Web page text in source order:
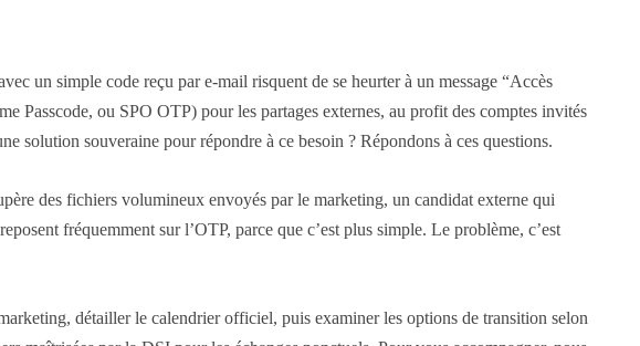
un simple code reçu par e-mail risquent de se heurter à un message “Accès
Passcode, ou SPO OTP) pour les partages externes, au profit des comptes invités
souveraine pour répondre à ce besoin ? Répondons à ces questions.
des fichiers volumineux envoyés par le marketing, un candidat externe qui
fréquemment sur l’OTP, parce que c’est plus simple. Le problème, c’est
détailler le calendrier officiel, puis examiner les options de transition selon